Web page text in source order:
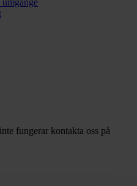
fungerar kontakta oss på